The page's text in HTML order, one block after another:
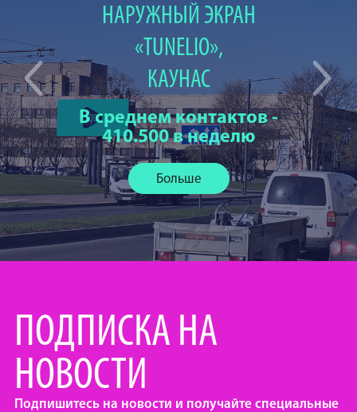
НАРУЖНЫЙ ЭКРАН
«TUNELIO»,
КАУНАС
В среднем контактов -
410.500 в неделю
Больше
ПОДПИСКА НА
НОВОСТИ
Подпишитесь на новости и получайте специальные